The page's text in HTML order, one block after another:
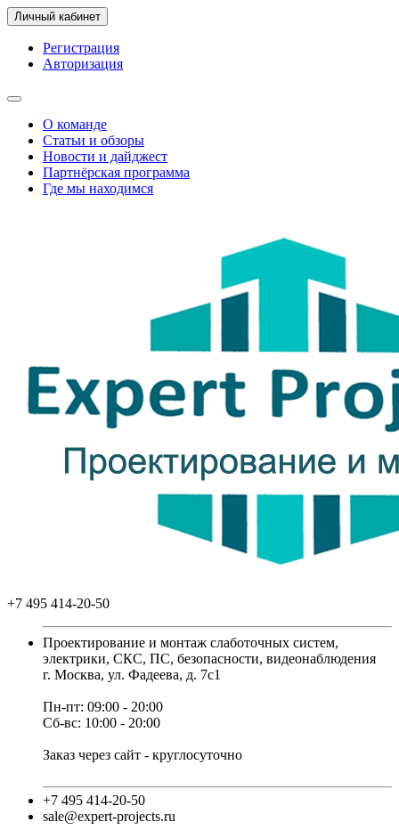
Личный кабинет
Регистрация
Авторизация
О команде
Статьи и обзоры
Новости и дайджест
Партнёрская программа
Где мы находимся
+7 495 414-20-50
Проектирование и монтаж слаботочных систем,
электрики, СКС, ПС, безопасности, видеонаблюдения
г. Москва, ул. Фадеева, д. 7с1
Пн-пт: 09:00 - 20:00
Сб-вс: 10:00 - 20:00
Заказ через сайт - круглосуточно
+7 495 414-20-50
sale@expert-projects.ru